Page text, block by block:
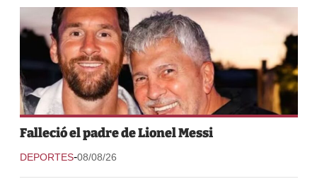
Falleció el padre de Lionel Messi
DEPORTES-08/08/26